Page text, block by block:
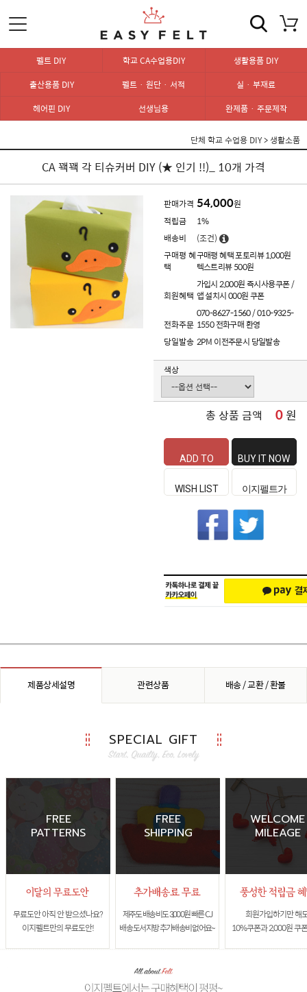
펠트 DIY 학교 CA수업용DIY
생활용품 DIY
출산용품 DIY
펠트 · 원단 · 서적
실 · 부재료
헤어핀 DIY
선생님용 완제품 · 주문제작
단체 학교 수업용 DIY>생활소품
CA 꽥꽥 각 티슈커버 DIY (★ 인기 !!)_ 10개 가격
판매가격 54,000원
적립금
1%
배송비
(조건)
구매평 혜
택
구매평 혜택 포토리뷰 1,000원
텍스트리뷰 500원
회원혜택
가입시 2,000원 즉시사용쿠폰 /
앱 설치시 000원 쿠폰
전화주문
070-8627-1560 / 010-9325-
1550 전화구매 환영
당일발송 2PM 이전주문시 당일발송
색상
총 상품 금액 0원
ADD TO
CART
BUY IT NOW
WISH LIST 이지펠트가
좋은 이유
제품상세설명 관련상품 배송 / 교환 / 환불
SPECIAL GIFT
FREE
PATTERNS
무료도안 아직 안 받으셨나요?
이지펠트만의 무료도안!
FREE
SHIPPING
제주도 배송비도 3,000원 빠른 CJ
배송 도서지방 추가배송비 없어요~
WELCOME
MILEAGE
회원가입하기만 해
10%쿠폰과 2,000원 쿠